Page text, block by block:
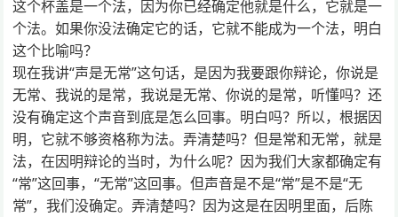
这个杯盖是一个法，因为你已经确定他就是什么，它就是一
个法。如果你没法确定它的话，它就不能成为一个法，明白
这个比喻吗？
现在我讲“声是无常”这句话，是因为我要跟你辩论，你说是
无常、我说的是常，我说是无常、你说的是常，听懂吗？还
没有确定这个声音到底是怎么回事。明白吗？所以，根据因
明，它就不够资格称为法。弄清楚吗？但是常和无常，就是
法，在因明辩论的当时，为什么呢？因为我们大家都确定有
“常”这回事，“无常”这回事。但声音是不是“常”是不是“无
常”，我们没确定。弄清楚吗？因为这是在因明里面，后陈